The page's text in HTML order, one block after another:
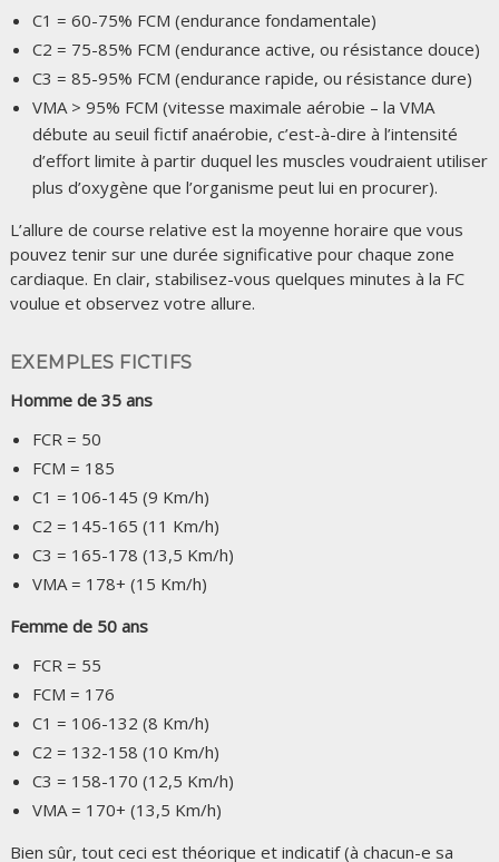
C1 = 60-75% FCM (endurance fondamentale)
C2 = 75-85% FCM (endurance active, ou résistance douce)
C3 = 85-95% FCM (endurance rapide, ou résistance dure)
VMA > 95% FCM (vitesse maximale aérobie – la VMA
débute au seuil fictif anaérobie, c’est-à-dire à l’intensité
d’effort limite à partir duquel les muscles voudraient utiliser
plus d’oxygène que l’organisme peut lui en procurer).
L’allure de course relative est la moyenne horaire que vous
pouvez tenir sur une durée significative pour chaque zone
cardiaque. En clair, stabilisez-vous quelques minutes à la FC
voulue et observez votre allure.
EXEMPLES FICTIFS
Homme de 35 ans
FCR = 50
FCM = 185
C1 = 106-145 (9 Km/h)
C2 = 145-165 (11 Km/h)
C3 = 165-178 (13,5 Km/h)
VMA = 178+ (15 Km/h)
Femme de 50 ans
FCR = 55
FCM = 176
C1 = 106-132 (8 Km/h)
C2 = 132-158 (10 Km/h)
C3 = 158-170 (12,5 Km/h)
VMA = 170+ (13,5 Km/h)
Bien sûr, tout ceci est théorique et indicatif (à chacun-e sa